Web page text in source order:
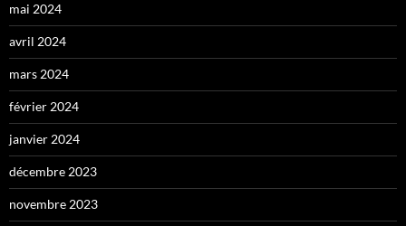
mai 2024
avril 2024
mars 2024
février 2024
janvier 2024
décembre 2023
novembre 2023